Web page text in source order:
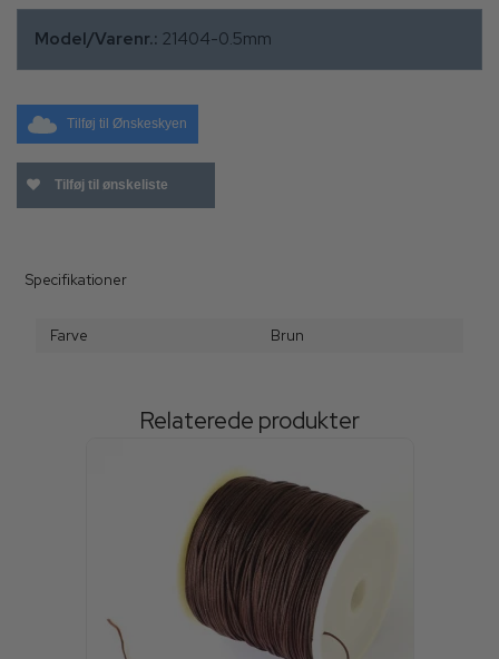
Model/Varenr.: 21404-0.5mm
Tilføj til Ønskeskyen
Tilføj til ønskeliste
Specifikationer
Farve Brun
Relaterede produkter